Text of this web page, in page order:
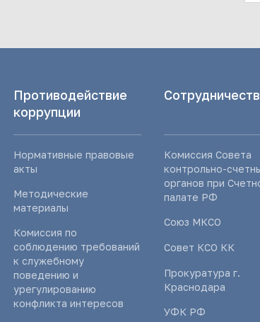
Противодействие
коррупции
Нормативные правовые
акты
Методические
материалы
Комиссия по
соблюдению требований
к служебному
поведению и
урегулированию
конфликта интересов
Комиссия Совета
контрольно-
органов при
палате РФ
Союз МКСО
Совет КСО КК
Прокуратура г.
Краснодара
УФК РФ